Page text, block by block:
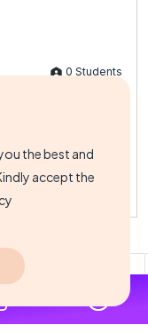
0 Students
est conçu
fondamentaux de...
...
the best and
accept the